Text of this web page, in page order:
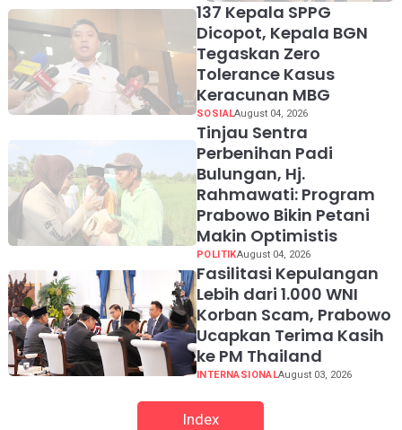
137 Kepala SPPG
Dicopot, Kepala BGN
Tegaskan Zero
Tolerance Kasus
Keracunan MBG
SOSIALAugust 04, 2026
Tinjau Sentra
Perbenihan Padi
Bulungan, Hj.
Rahmawati: Program
Prabowo Bikin Petani
Makin Optimistis
POLITIKAugust 04, 2026
Fasilitasi Kepulangan
Lebih dari 1.000 WNI
Korban Scam, Prabowo
Ucapkan Terima Kasih
ke PM Thailand
INTERNASIONALAugust 03, 2026
Index